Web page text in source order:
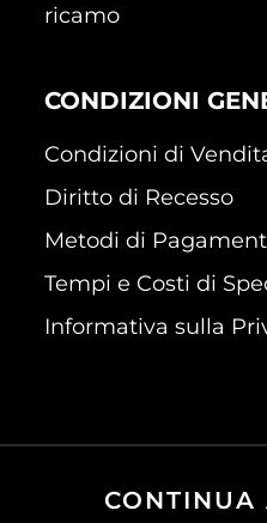
ricamo
CONDIZIONI
Condizioni di
Diritto di Recesso
Metodi di
Tempi e Costi di
Informativa sulla
CONTINUA